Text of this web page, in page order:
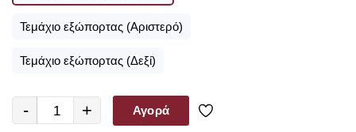
Τεμάχιο εξώπορτας (Αριστερό)
Τεμάχιο εξώπορτας (Δεξί)
- + Αγορά